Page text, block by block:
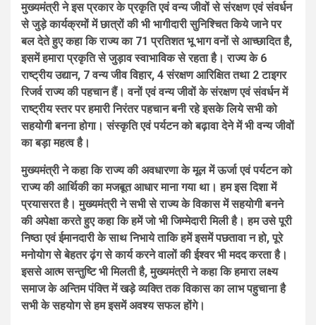
मुख्यमंत्री ने इस प्रकार के प्रकृति एवं वन्य जीवों से संरक्षण एवं संवर्धन
से जुड़े कार्यक्रमों में छात्रों की भी भागीदारी सुनिश्चित किये जाने पर
बल देते हुए कहा कि राज्य का 71 प्रतिशत भू भाग वनों से आच्छादित है,
इसमें हमारा प्रकृति से जुड़ाव स्वाभाविक से रहता है। राज्य के 6
राष्ट्रीय उद्यान, 7 वन्य जीव विहार, 4 संरक्षण आरिक्षित तथा 2 टाइगर
रिजर्व राज्य की पहचान हैं। वनों एवं वन्य जीवों के संरक्षण एवं संवर्धन में
राष्ट्रीय स्तर पर हमारी निरंतर पहचान बनी रहे इसके लिये सभी को
सहयोगी बनना होगा। संस्कृति एवं पर्यटन को बढ़ावा देने में भी वन्य जीवों
का बड़ा महत्व है।
मुख्यमंत्री ने कहा कि राज्य की अवधारणा के मूल में ऊर्जा एवं पर्यटन को
राज्य की आर्थिकी का मजबूत आधार माना गया था। हम इस दिशा में
प्रयासरत है। मुख्यमंत्री ने सभी से राज्य के विकास में सहयोगी बनने
की अपेक्षा करते हुए कहा कि हमें जो भी जिम्मेदारी मिली है। हम उसे पूरी
निष्ठा एवं ईमानदारी के साथ निभाये ताकि हमें इसमें पछतावा न हो, पूरे
मनोयोग से बेहतर ढ़ंग से कार्य करने वालों की ईश्वर भी मदद करता है।
इससे आत्म सन्तुष्टि भी मिलती है, मुख्यमंत्री ने कहा कि हमारा लक्ष्य
समाज के अन्तिम पंक्ति में खड़े व्यक्ति तक विकास का लाभ पहुचाना है
सभी के सहयोग से हम इसमें अवश्य सफल होंगे।